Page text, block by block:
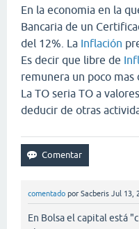
En la economia en la
Bancaria de un
del 12%. La Inflación
Es decir que libre de
remunera un poco mas
La TO seria TO a
deducir de otras
comentado por Sacberis Jul 13,
En Bolsa el capital está